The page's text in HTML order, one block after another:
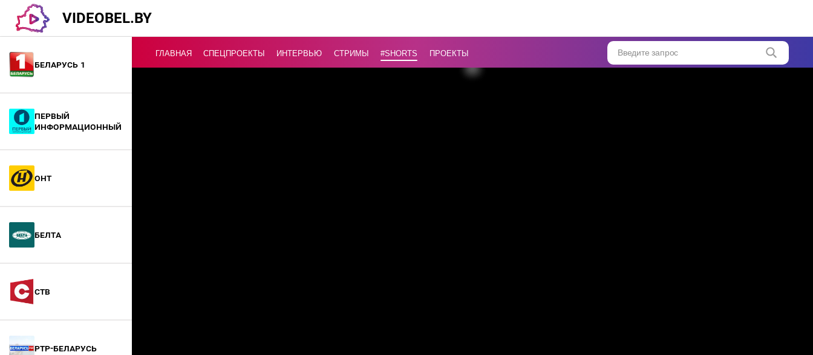
VIDEOBEL.BY
Беларусь 1
Первый
информационный
ОНТ
БелТА
СТВ
РТР-Беларусь
ГЛАВНАЯ СПЕЦПРОЕКТЫ ИНТЕРВЬЮ СТРИМЫ #Shorts ПРОЕКТЫ Введите запрос
власти! //